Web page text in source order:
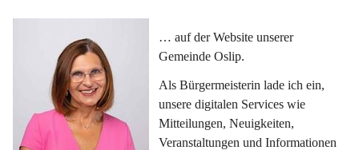
… auf der Website unserer
Gemeinde Oslip.
Als Bürgermeisterin lade ich ein,
unsere digitalen Services wie
Mitteilungen, Neuigkeiten,
Veranstaltungen und Informationen